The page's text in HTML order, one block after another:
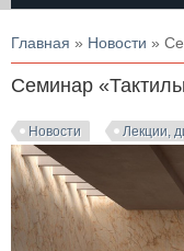
Вы здесь
Главная » Новости »
Семинар
Новости Лекции,